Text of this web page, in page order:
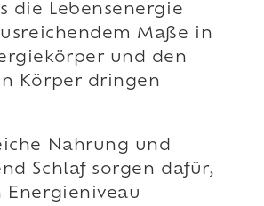
die Lebensenergie
Maße in
und den
Körper dringen
Nahrung und
Schlaf sorgen dafür,
Energieniveau